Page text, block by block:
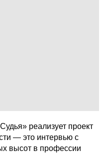
реализует проект
— это интервью с
высот в профессии